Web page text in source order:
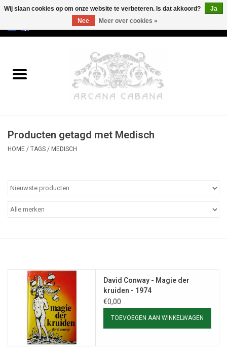
Oud & Zeldzaam
Erotica
Categorieën
Producten getagd met Medisch
HOME / TAGS / MEDISCH
David Conway - Magie der
kruiden - 1974
€0,00
TOEVOEGEN AAN WINKELWAGEN
Wij slaan cookies op om onze website te verbeteren. Is dat akkoord?
Ja
Nee
Meer over cookies »